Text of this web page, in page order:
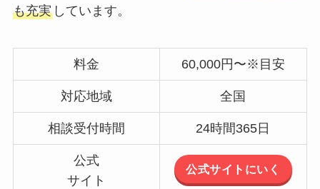
も充実しています。
料金 60,000円〜※目安
対応地域 全国
相談受付時間 24時間365日
公式
サイト
公式サイトにいく